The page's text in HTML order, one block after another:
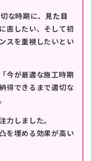
な時期に、見た目
直したい、そして初
スを重視したいとい
今が最適な施工時期
得できるまで適切な
力しました。
を埋める効果が高い